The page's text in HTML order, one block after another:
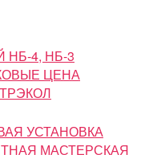
4, НБ-3
ЦЕНА
УСТАНОВКА
МАСТЕРСКАЯ